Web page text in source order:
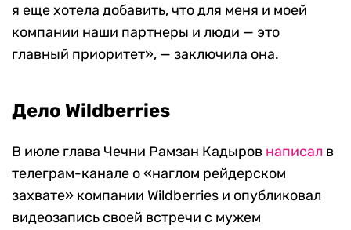
я еще хотела добавить, что для меня и моей
компании наши партнеры и люди — это
главный приоритет», — заключила она.
Дело Wildberries
В июле глава Чечни Рамзан Кадыров написал в
телеграм-канале о «наглом рейдерском
захвате» компании Wildberries и опубликовал
видеозапись своей встречи с мужем